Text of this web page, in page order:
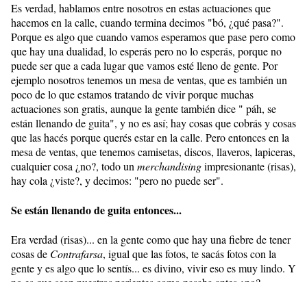
Es verdad, hablamos entre nosotros en estas actuaciones que
hacemos en la calle, cuando termina decimos "bó, ¿qué pasa?".
Porque es algo que cuando vamos esperamos que pase pero como
que hay una dualidad, lo esperás pero no lo esperás, porque no
puede ser que a cada lugar que vamos esté lleno de gente. Por
ejemplo nosotros tenemos un mesa de ventas, que es también un
poco de lo que estamos tratando de vivir porque muchas
actuaciones son gratis, aunque la gente también dice " páh, se
están llenando de guita", y no es así; hay cosas que cobrás y cosas
que las hacés porque querés estar en la calle. Pero entonces en la
mesa de ventas, que tenemos camisetas, discos, llaveros, lapiceras,
cualquier cosa ¿no?, todo unmerchandisingimpresionante (risas),
hay cola ¿viste?, y decimos: "pero no puede ser".
Se están llenando de guita entonces...
Era verdad (risas)... en la gente como que hay una fiebre de tener
cosas de Contrafarsa, igual que las fotos, te sacás fotos con la
gente y es algo que lo sentís... es divino, vivir eso es muy lindo. Y